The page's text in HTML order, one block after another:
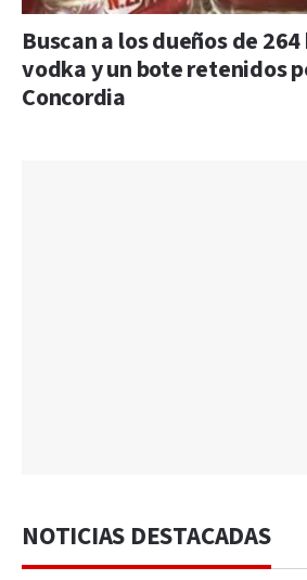
Buscan a los dueños de
vodka y un bote retenidos
Concordia
NOTICIAS DESTACADAS